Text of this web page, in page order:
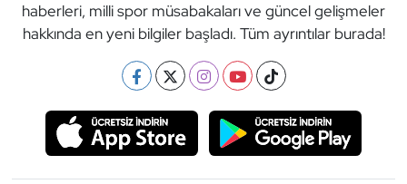
haberleri, milli spor müsabakaları ve güncel gelişmeler
hakkında en yeni bilgiler başladı. Tüm ayrıntılar burada!